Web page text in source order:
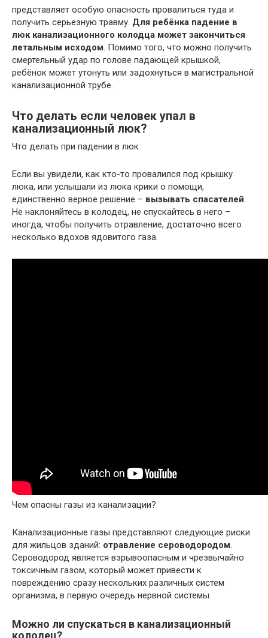
представляет особую опасность провалиться туда и
получить серьезную травму. Для ребёнка падение в
люк канализационного колодца может закончиться
летальным исходом. Помимо того, что можно получить
смертельный удар по голове падающей крышкой,
ребёнок может утонуть или задохнуться в магистральной
канализационной трубе.
Что делать если человек упал в
канализационный люк?
Что делать при падении в люк
Если вы увидели, как кто-то провалился под крышку
люка, или услышали из люка крики о помощи,
единственно верное решение – вызывать спасателей.
Не наклоняйтесь в колодец, не спускайтесь в него –
иногда, чтобы получить отравление, достаточно всего
несколько вдохов ядовитого газа.
Чем опасны газы из канализации?
Канализационные газы представляют следующие риски
для жильцов зданий: отравление сероводородом.
Сероводород является взрывоопасным и чрезвычайно
токсичным газом, который может привести к
повреждению сразу нескольких различных систем
организма, в первую очередь нервной системы.
Можно ли спускаться в канализационный